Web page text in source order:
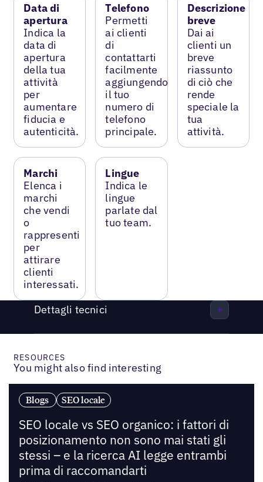
Data di
apertura
Indica la
data di
apertura
della tua
attività
per
aumentare
fiducia e
autenticità.
Telefono
Permetti
ai clienti
di
contattarti
facilmente
aggiungendo
il tuo
numero di
telefono
principale.
Descrizione
breve
Dai ai
clienti un
breve
riassunto
di ciò che
rende
speciale la
tua
attività.
Marchi
Elenca i
marchi
che vendi
o
rappresenti
per
attirare
clienti
interessati.
Lingue
Indica le
lingue
parlate dal
tuo team.
Dettagli tecnici
RESOURCES
You might also find interesting
Blogs SEO locale
SEO locale vs SEO organico: i fattori di
posizionamento non sono mai stati gli
stessi – e la ricerca AI legge entrambi
prima di raccomandarti